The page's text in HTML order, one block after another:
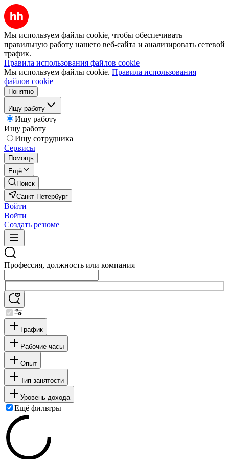
Мы используем файлы cookie, чтобы обеспечивать
правильную работу нашего веб-сайта и анализировать сетевой
трафик.
Правила использования файлов cookie
Мы используем файлы cookie. Правила использования
файлов cookie
Понятно
Ищу работу
Ищу работу
Ищу работу
Ищу сотрудника
Сервисы
Помощь
Ещё
Поиск
Санкт-Петербург
Войти
Войти
Создать резюме
Профессия, должность или компания
График
Рабочие часы
Опыт
Тип занятости
Уровень дохода
Ещё фильтры